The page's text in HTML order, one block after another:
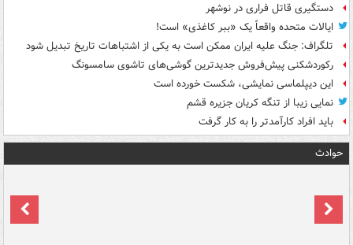
دستگیری قاتل فراری در نوشهر
ایالات متحده واقعاً یک «ببر کاغذی» است!
تلگراف: جنگ علیه ایران ممکن است به یکی از اشتباهات تاریخ تبدیل شود
رکوردشکنی پیش‌فروش جدیدترین گوشی‌های تاشوی سامسونگ
این دیپلماسی نمایشی، شکست خورده است
نمایی زیبا از تنگه کریان جزیره قشم
باید افراد کارآمدتر را به کار گرفت
حوادث